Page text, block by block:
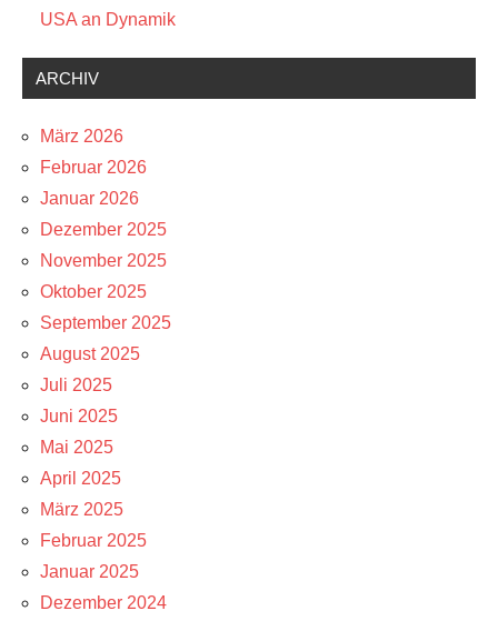
USA an Dynamik
ARCHIV
März 2026
Februar 2026
Januar 2026
Dezember 2025
November 2025
Oktober 2025
September 2025
August 2025
Juli 2025
Juni 2025
Mai 2025
April 2025
März 2025
Februar 2025
Januar 2025
Dezember 2024